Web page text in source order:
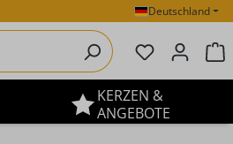
Deutschland
Du hast 0
KERZEN &
ANGEBOTE